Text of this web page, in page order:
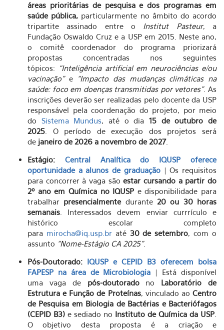
áreas prioritárias de pesquisa e dos programas em
saúde pública, particularmente no âmbito do acordo
tripartite assinado entre o Institut Pasteur, a
Fundação Oswaldo Cruz e a USP em 2015. Neste ano,
o comitê coordenador do programa priorizará
propostas concentradas nos seguintes
tópicos:
“Inteligência artificial em neurociências e/ou
vacinação”e
“Impacto das mudanças climáticas na
saúde: foco em doenças transmitidas por vetores”. As
inscrições deverão ser realizadas pelo docente da USP
responsável pela coordenação do projeto, por meio
do Sistema Mundus, até o dia 15 de outubro de
2025 . O período de execução dos projetos será
de janeiro de 2026 a novembro de 2027.
Estágio: Central Analítica do IQUSP oferece
oportunidade a alunos de graduação| Os requisitos
para concorrer à vaga sãoestar cursando a partir do
2º ano em Química no IQUSP e disponibilidade para
trabalhar presencialmente durante 20 ou 30 horas
semanais . Interessados devem enviar currrículo e
histórico escolar completo
para mirocha@iq.usp.braté 30 de setembro, com o
assunto “Nome-Estágio CA 2025”.
Pós-Doutorado: IQUSP e CEPID B3 oferecem bolsa
FAPESP na área de Microbiologia | Está disponível
uma vaga depós-doutoradono Laboratório de
Estrutura e Função de Proteínas, vinculado aoCentro
de Pesquisa em Biologia de Bactérias e Bacteriófagos
(CEPID B3) e sediado no Instituto de Química da USP
O objetivo desta proposta é a criação e